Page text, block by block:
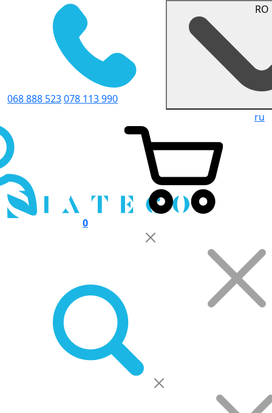
068 888 523078 113 990
ru
0